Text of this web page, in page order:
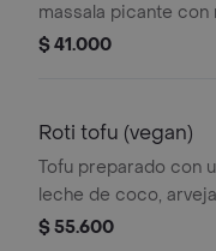
massala picante con
y tomate,
$ 41.000
Roti tofu (vegan)
Tofu preparado con
leche de coco, arveja, zanahoria
cebolla,
$ 55.600